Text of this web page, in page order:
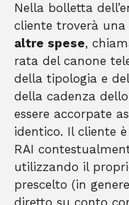
Nella bolletta
cliente troverà una
altre spese,
rata del canone
della tipologia e
della cadenza
essere accorpate
identico. Il cliente
RAI
utilizzando il
prescelto (in
diretto su conto